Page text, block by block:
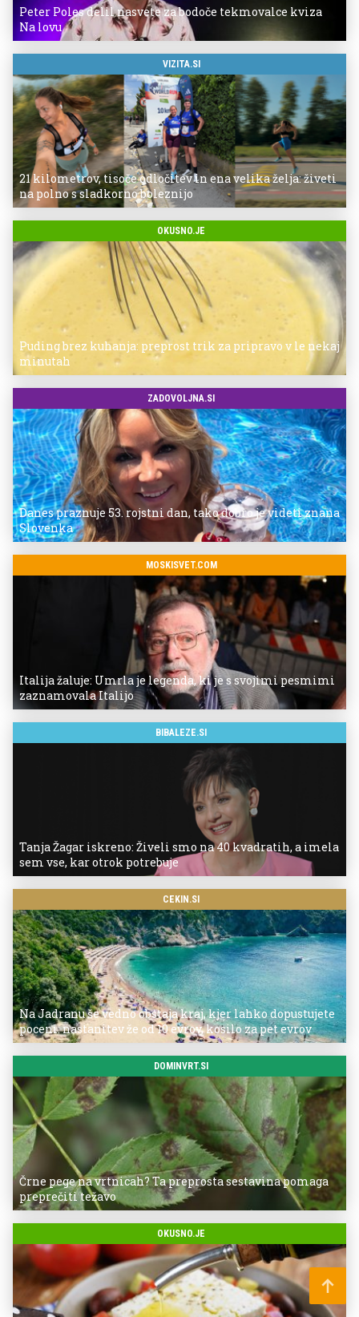
Peter Poles delil nasvete za bodoče tekmovalce kviza
Na lovu
VIZITA.SI
21 kilometrov, tisoče odločitev in ena velika želja: živeti
na polno s sladkorno boleznijo
OKUSNO.JE
Puding brez kuhanja: preprost trik za pripravo v le nekaj
minutah
ZADOVOLJNA.SI
Danes praznuje 53. rojstni dan, tako dobro je videti znana
Slovenka
MOSKISVET.COM
Italija žaluje: Umrla je legenda, ki je s svojimi pesmimi
zaznamovala Italijo
BIBALEZE.SI
Tanja Žagar iskreno: Živeli smo na 40 kvadratih, a imela
sem vse, kar otrok potrebuje
CEKIN.SI
Na Jadranu še vedno obstaja kraj, kjer lahko dopustujete
poceni: nastanitev že od 10 evrov, kosilo za pet evrov
DOMINVRT.SI
Črne pege na vrtnicah? Ta preprosta sestavina pomaga
preprečiti težavo
OKUSNO.JE